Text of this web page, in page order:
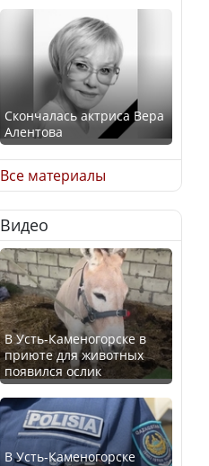
Скончалась актриса Вера
Алентова
В РФ вынесен заочный
приговор по уголовному
делу об убийстве Игоря
Талькова
В России введены
дополнительные
ограничения для
казахстанских прав
Все материалы
Видео
В Усть-Каменогорске в
приюте для животных
появился ослик
В Усть-Каменогорске